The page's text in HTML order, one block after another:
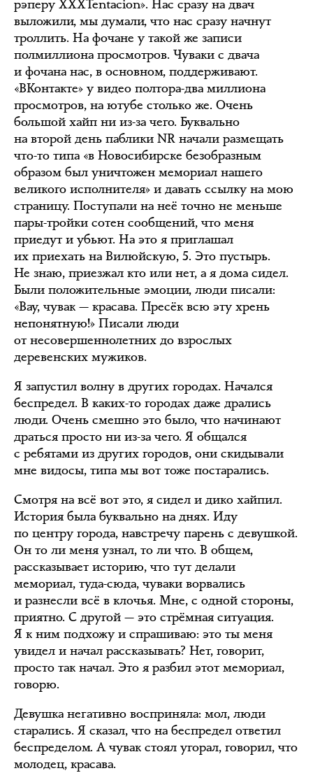
рэперу ХХХТеntacion». Нас сразу на двач
выложили, мы думали, что нас сразу начнут
троллить. На фочане у такой же записи
полмиллиона просмотров. Чуваки с двача
и фочана нас, в основном, поддерживают.
«ВКонтакте» у видео полтора-два миллиона
просмотров, на ютубе столько же. Очень
большой хайп ни из-за чего. Буквально
на второй день паблики NR начали размещать
что-то типа «в Новосибирске безобразным
образом был уничтожен мемориал нашего
великого исполнителя» и давать ссылку на мою
страницу. Поступали на неё точно не меньше
пары-тройки сотен сообщений, что меня
приедут и убьют. На это я приглашал
их приехать на Вилюйскую, 5. Это пустырь.
Не знаю, приезжал кто или нет, а я дома сидел.
Были положительные эмоции, люди писали:
«Вау, чувак — красава. Пресёк всю эту хрень
непонятную!» Писали люди
от несовершеннолетних до взрослых
деревенских мужиков.
Я запустил волну в других городах. Начался
беспредел. В каких-то городах даже дрались
люди. Очень смешно это было, что начинают
драться просто ни из-за чего. Я общался
с ребятами из других городов, они скидывали
мне видосы, типа мы вот тоже постарались.
Смотря на всё вот это, я сидел и дико хайпил.
История была буквально на днях. Иду
по центру города, навстречу парень с девушкой.
Он то ли меня узнал, то ли что. В общем,
рассказывает историю, что тут делали
мемориал, туда-сюда, чуваки ворвались
и разнесли всё в клочья. Мне, с одной стороны,
приятно. С другой — это стрёмная ситуация.
Я к ним подхожу и спрашиваю: это ты меня
увидел и начал рассказывать? Нет, говорит,
просто так начал. Это я разбил этот мемориал,
говорю.
Девушка негативно восприняла: мол, люди
старались. Я сказал, что на беспредел ответил
беспределом. А чувак стоял угорал, говорил, что
молодец, красава.